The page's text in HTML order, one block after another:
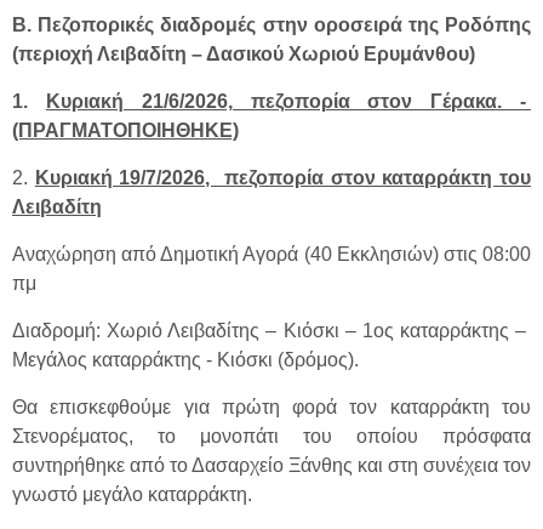
Β. Πεζοπορικές διαδρομές στην οροσειρά της Ροδόπης
(περιοχή Λειβαδίτη – Δασικού Χωριού Ερυμάνθου)
1.
Κυριακή 21/6/2026, πεζοπορία στον Γέρακα. -
(ΠΡΑΓΜΑΤΟΠΟΙΗΘΗΚΕ)
2. Κυριακή 19/7/2026, πεζοπορία στον καταρράκτη του
Λειβαδίτη
Αναχώρηση από Δημοτική Αγορά (40 Εκκλησιών) στις 08:00
πμ
Διαδρομή: Χωριό Λειβαδίτης – Κιόσκι – 1ος καταρράκτης –
Μεγάλος καταρράκτης - Κιόσκι (δρόμος).
Θα επισκεφθούμε για πρώτη φορά τον καταρράκτη του
Στενορέματος, το μονοπάτι του οποίου πρόσφατα
συντηρήθηκε από το Δασαρχείο Ξάνθης και στη συνέχεια τον
γνωστό μεγάλο καταρράκτη.